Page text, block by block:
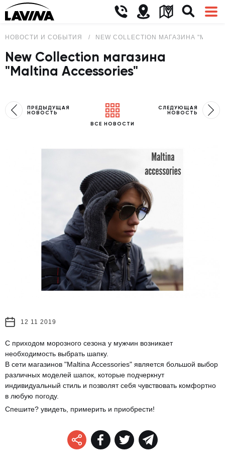
НОВОСТИ И СОБЫТИЯ NEW COLLECTION МАГАЗИНА
New Collection магазина
"Maltina Accessories"
ПРЕДЫДУЩАЯ
НОВОСТЬ
ВСЕ НОВОСТИ
СЛЕДУЮЩАЯ
НОВОСТЬ
12 11 2019
С приходом морозного сезона у мужчин возникает
необходимость выбрать шапку.
В сети магазинов "Maltina Accessories" является большой выбор
различных моделей шапок, которые подчеркнут
индивидуальный стиль и позволят себя чувствовать комфортно
в любую погоду.
Спешите? увидеть, примерить и приобрести!